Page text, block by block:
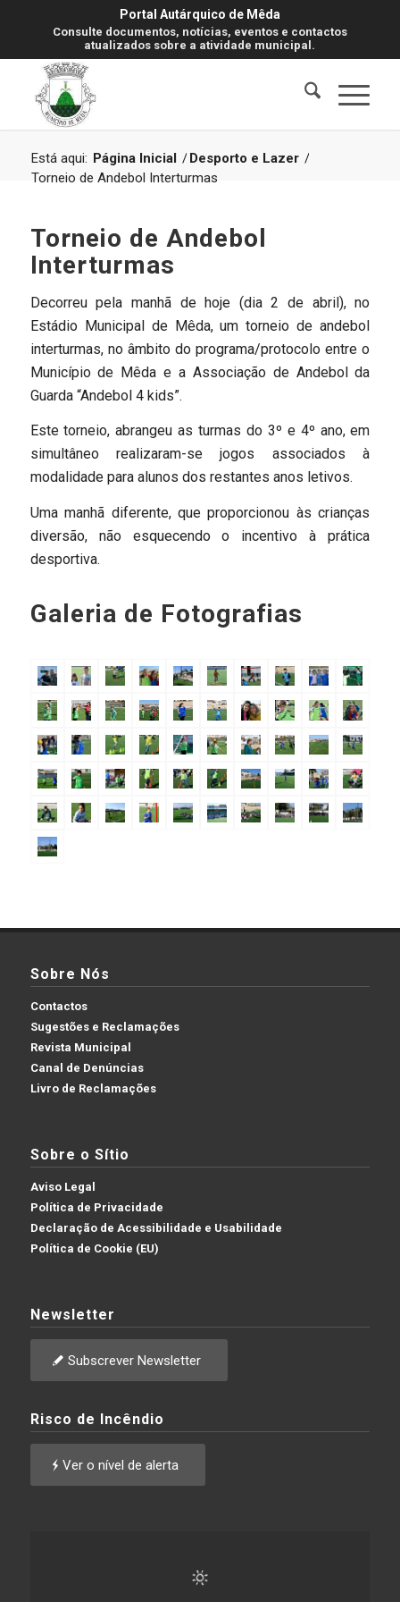
Portal Autárquico de Mêda
Consulte documentos, notícias, eventos e contactos
atualizados sobre a atividade municipal.
Está aqui: Página Inicial / Desporto e Lazer /
Torneio de Andebol Interturmas
Torneio de Andebol
Interturmas
Decorreu pela manhã de hoje (dia 2 de abril), no
Estádio Municipal de Mêda, um torneio de andebol
interturmas, no âmbito do programa/protocolo entre o
Município de Mêda e a Associação de Andebol da
Guarda “Andebol 4 kids”.
Este torneio, abrangeu as turmas do 3º e 4º ano, em
simultâneo realizaram-se jogos associados à
modalidade para alunos dos restantes anos letivos.
Uma manhã diferente, que proporcionou às crianças
diversão, não esquecendo o incentivo à prática
desportiva.
Galeria de Fotografias
Sobre Nós
Contactos
Sugestões e Reclamações
Revista Municipal
Canal de Denúncias
Livro de Reclamações
Sobre o Sítio
Aviso Legal
Política de Privacidade
Declaração de Acessibilidade e Usabilidade
Política de Cookie (EU)
Newsletter
Subscrever Newsletter
Risco de Incêndio
Ver o nível de alerta